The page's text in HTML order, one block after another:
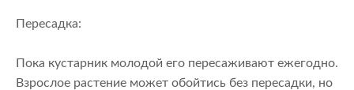
Пересадка:
Пока кустарник молодой его пересаживают ежегодно.
Взрослое растение может обойтись без пересадки, но